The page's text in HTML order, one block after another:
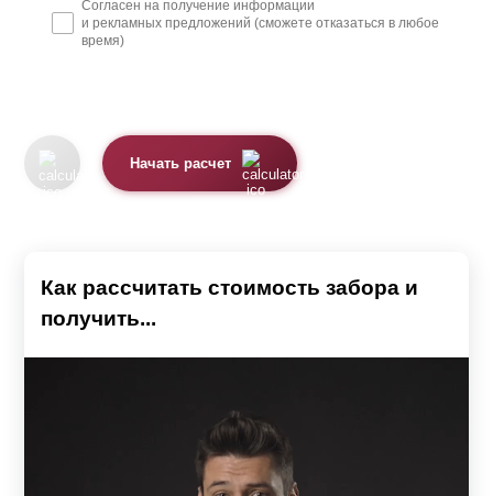
Согласен на получение информации
и рекламных предложений (сможете отказаться в любое
время)
Начать расчет
Как рассчитать стоимость забора и
получить...